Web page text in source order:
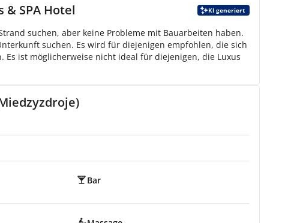
SPA Hotel KI generiert
suchen, aber keine Probleme mit Bauarbeiten haben.
suchen. Es wird für diejenigen empfohlen, die sich
ist möglicherweise nicht ideal für diejenigen, die Luxus
Bar